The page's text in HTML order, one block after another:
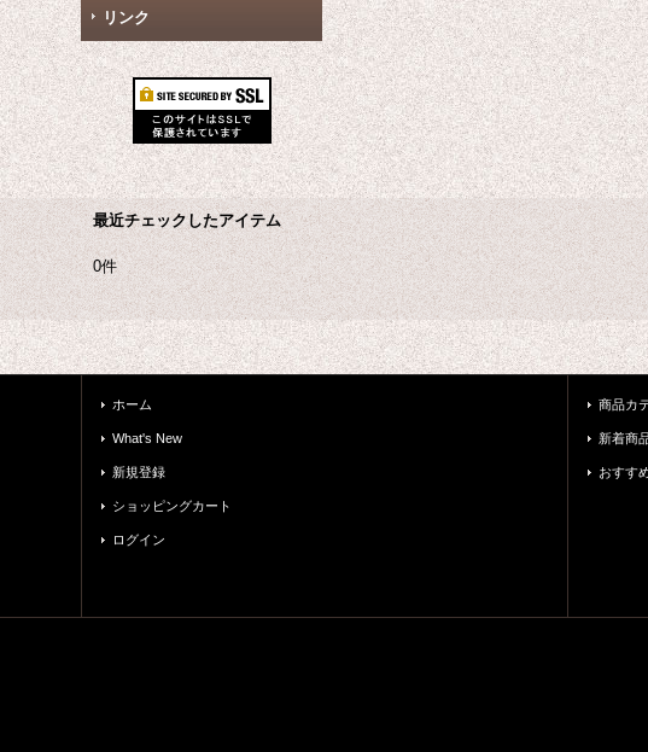
リンク
最近チェックしたアイテム
0件
ホーム
What's New
新規登録
ショッピングカート
ログイン
商品カ
新着商
おすす